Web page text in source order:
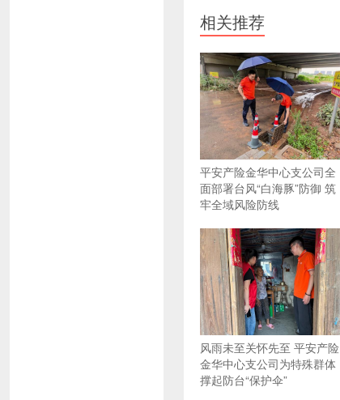
相关推荐
平安产险金华中心支公司全
面部署台风“白海豚”防御 筑
牢全域风险防线
风雨未至关怀先至 平安产险
金华中心支公司为特殊群体
撑起防台“保护伞”